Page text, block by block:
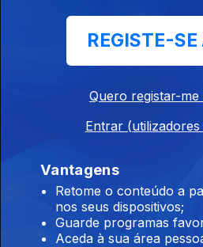
Inclui Castilho, Madredeus,
Portugália
16 jun. 2026
Inclui Xinobi, Jhon Douglas,
Rachel Bangs,...
REGISTE-SE
Quero registar-me
Entrar (utilizadores
Vantagens
Retome o conteúdo a
nos seus dispositivos;
Guarde programas
Aceda à sua área